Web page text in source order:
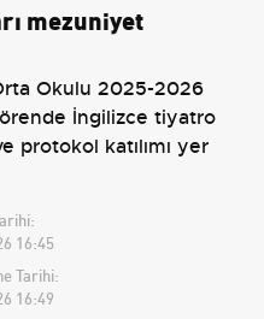
mezuniyet
Okulu 2025-2026
İngilizce tiyatro
protokol katılımı yer
16:45
Tarihi:
16:49